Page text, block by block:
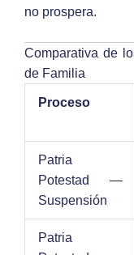
no prospera.
Comparativa de
de Familia
Proceso
Patria
Potestad —
Suspensión
Patria